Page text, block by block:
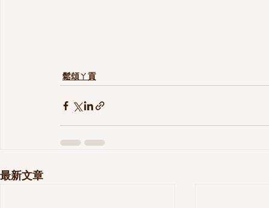
鬆頌ㄚ貢
最新文章